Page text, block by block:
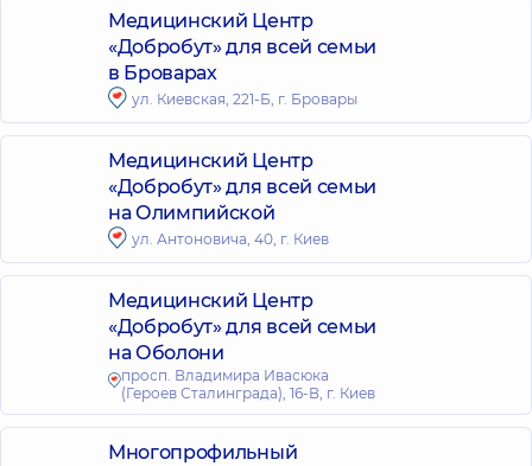
Медицинский Центр
«Добробут» для всей семьи
в Броварах
ул. Киевская, 221-Б, г. Бровары
Медицинский Центр
«Добробут» для всей семьи
на Олимпийской
ул. Антоновича, 40, г. Киев
Медицинский Центр
«Добробут» для всей семьи
на Оболони
просп. Владимира Ивасюка
(Героев Сталинграда), 16-В, г. Киев
Многопрофильный